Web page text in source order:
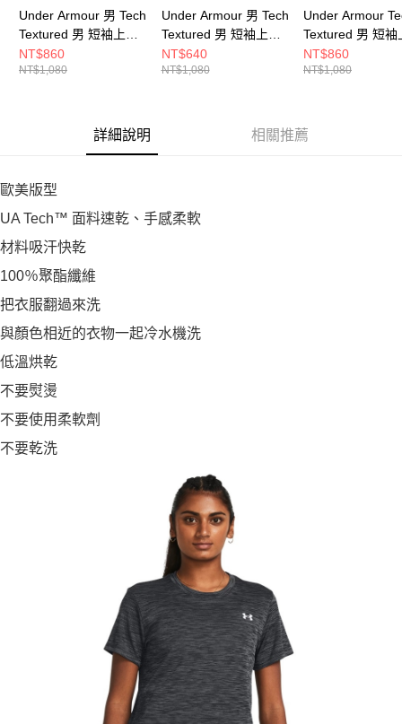
Under Armour 男 Tech
Textured 男 短袖上衣
1382796-023
NT$860
NT$1,080
Under Armour 男 Tech
Textured 男 短袖上衣
1382796-044
NT$640
NT$1,080
Under Armour
Textured 男 短袖
1382796-001
NT$860
NT$1,080
詳細說明 相關推薦
歐美版型
UA Tech™ 面料速乾、手感柔軟
材料吸汗快乾
100％聚酯纖維
把衣服翻過來洗
與顏色相近的衣物一起冷水機洗
低溫烘乾
不要熨燙
不要使用柔軟劑
不要乾洗